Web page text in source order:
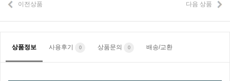
이전상품 다음 상품
상품정보 사용후기 0 상품문의 0 배송/교환